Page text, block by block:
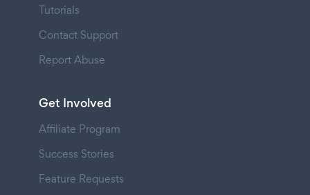
Tutorials
Contact Support
Report Abuse
Get Involved
Affiliate Program
Success Stories
Feature Requests